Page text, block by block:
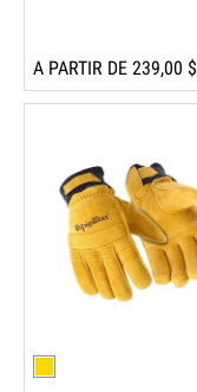
A PARTIR DE 239,00 $